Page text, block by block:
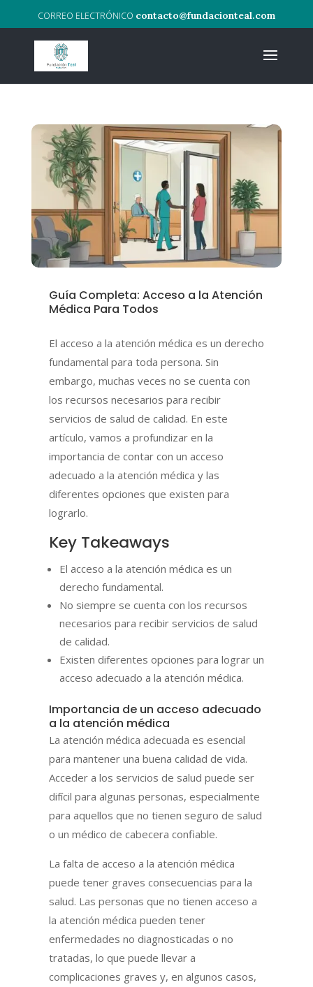
contacto@fundacionteal.com
Guía Completa: Acceso a la Atención
Médica Para Todos
El acceso a la atención médica es un derecho
fundamental para toda persona. Sin
embargo, muchas veces no se cuenta con
los recursos necesarios para recibir
servicios de salud de calidad. En este
artículo, vamos a profundizar en la
importancia de contar con un acceso
adecuado a la atención médica y las
diferentes opciones que existen para
lograrlo.
Key Takeaways
El acceso a la atención médica es un
derecho fundamental.
No siempre se cuenta con los recursos
necesarios para recibir servicios de salud
de calidad.
Existen diferentes opciones para lograr un
acceso adecuado a la atención médica.
Importancia de un acceso adecuado
a la atención médica
La atención médica adecuada es esencial
para mantener una buena calidad de vida.
Acceder a los servicios de salud puede ser
difícil para algunas personas, especialmente
para aquellos que no tienen seguro de salud
o un médico de cabecera confiable.
La falta de acceso a la atención médica
puede tener graves consecuencias para la
salud. Las personas que no tienen acceso a
la atención médica pueden tener
enfermedades no diagnosticadas o no
tratadas, lo que puede llevar a
complicaciones graves y, en algunos casos,